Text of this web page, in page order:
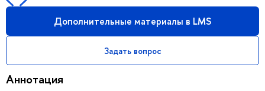
Дополнительные материалы в LMS
Задать вопрос
Аннотация